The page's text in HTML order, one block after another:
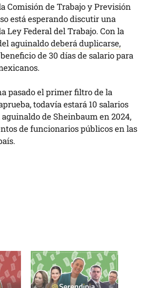
Comisión de Trabajo y Previsión
está esperando discutir una
Ley Federal del Trabajo. Con la
aguinaldo deberá duplicarse,
de 30 días de salario para
pasado el primer filtro de la
todavía estará 10 salarios
de Sheinbaum en 2024,
de funcionarios públicos en las